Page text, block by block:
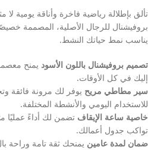
تألق بإطلالة رياضية فاخرة وأناقة يومية
بروفيشنال للرجال الأصلية، المصممة
يناسب نمط حياتك النشط.
تصميم بروفيشنال باللون الأسود يمنح
إليك في كل الأوقات.
سير مطاطي مريح يوفر لك مرونة فائقة
للاستخدام اليومي والأنشطة المختلفة.
خاصية ساعة الإيقاف تضمن لك أداءً عمليًا
تواكب جدول أعمالك.
ضمان لمدة عامين يمنحك ثقة تامة وراحة